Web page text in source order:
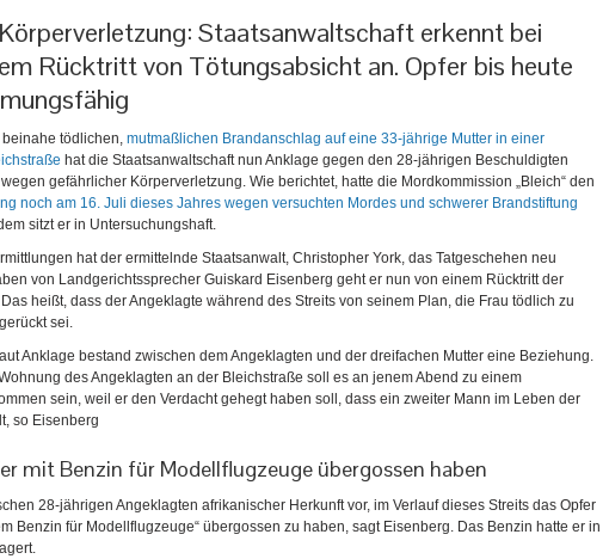
Staatsanwaltschaft erkennt bei
Rücktritt von Tötungsabsicht an. Opfer bis heute
tödlichen, mutmaßlichen Brandanschlag auf eine 33-jährige Mutter in einer
hat die Staatsanwaltschaft nun Anklage gegen den 28-jährigen Beschuldigten
gefährlicher Körperverletzung. Wie berichtet, hatte die Mordkommission „Bleich“ den
noch am 16. Juli dieses Jahres wegen versuchten Mordes und schwerer Brandstiftung
sitzt er in Untersuchungshaft.
hat der ermittelnde Staatsanwalt, Christopher York, das Tatgeschehen neu
von Landgerichtssprecher Guiskard Eisenberg geht er nun von einem Rücktritt der
heißt, dass der Angeklagte während des Streits von seinem Plan, die Frau tödlich zu
sei.
Anklage bestand zwischen dem Angeklagten und der dreifachen Mutter eine Beziehung.
des Angeklagten an der Bleichstraße soll es an jenem Abend zu einem
sein, weil er den Verdacht gehegt haben soll, dass ein zweiter Mann im Leben der
so Eisenberg
mit Benzin für Modellflugzeuge übergossen haben
28-jährigen Angeklagten afrikanischer Herkunft vor, im Verlauf dieses Streits das Opfer
Benzin für Modellflugzeuge“ übergossen zu haben, sagt Eisenberg. Das Benzin hatte er in